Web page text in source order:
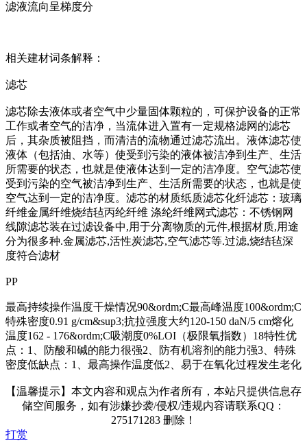
滤液流向呈梯度分
相关建材词条解释：
滤芯
滤芯除去液体或者空气中少量固体颗粒的，可保护设备的正常
工作或者空气的洁净，当流体进入置有一定规格滤网的滤芯
后，其杂质被阻挡，而清洁的流物通过滤芯流出。液体滤芯使
液体（包括油、水等）使受到污染的液体被洁净到生产、生活
所需要的状态，也就是使液体达到一定的洁净度。空气滤芯使
受到污染的空气被洁净到生产、生活所需要的状态，也就是使
空气达到一定的洁净度。滤芯的材质纸质滤芯化纤滤芯：玻璃
纤维金属纤维烧结毡丙纶纤维 涤纶纤维网式滤芯：不锈钢网
线隙滤芯装在过滤设备中,用于分离物质的元件,根据材质,用途
分为很多种.金属滤芯,活性炭滤芯,空气滤芯等.过滤,烧结毡深
度符合滤材
PP
最高持续操作温度干燥情况90&ordm;C最高峰温度100&ordm;C
特殊密度0.91 g/cm&sup3;抗拉强度大约120-150 daN/5 cm熔化
温度162 - 176&ordm;C吸潮度0%LOI（极限氧指数）18特性优
点：1、防酸和碱的能力很强2、防有机溶剂的能力强3、特殊
密度低缺点：1、最高操作温度低2、易于在氧化过程发生老化
【温馨提示】本文内容和观点为作者所有，本站只提供信息存
储空间服务，如有涉嫌抄袭/侵权/违规内容请联系QQ：
275171283 删除！
打赏